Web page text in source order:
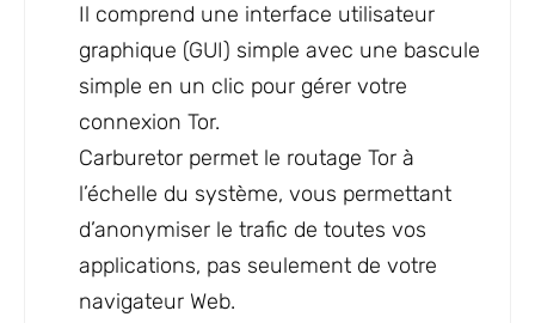
Il comprend une interface utilisateur
graphique (GUI) simple avec une bascule
simple en un clic pour gérer votre
connexion Tor.
Carburetor permet le routage Tor à
l’échelle du système, vous permettant
d’anonymiser le trafic de toutes vos
applications, pas seulement de votre
navigateur Web.